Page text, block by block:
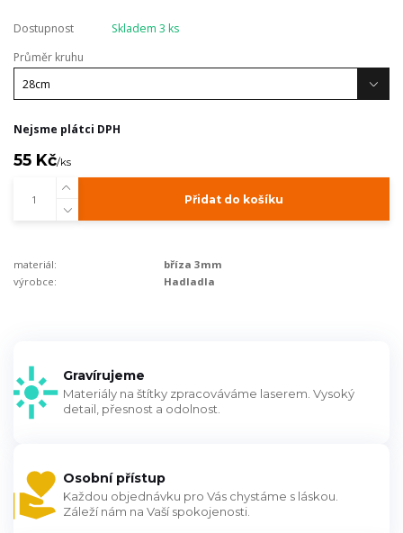
Dostupnost
Skladem 3 ks
Průměr kruhu
Nejsme plátci DPH
55 Kč/ks
Přidat do košíku
materiál:
bříza 3mm
výrobce:
Hadladla
Gravírujeme
Materiály na štítky zpracováváme laserem. Vysoký
detail, přesnost a odolnost.
Osobní přístup
Každou objednávku pro Vás chystáme s láskou.
Záleží nám na Vaší spokojenosti.